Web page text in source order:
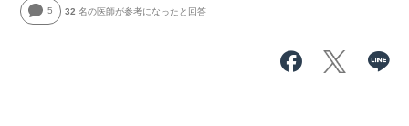
5 32 名の医師が参考になったと回答